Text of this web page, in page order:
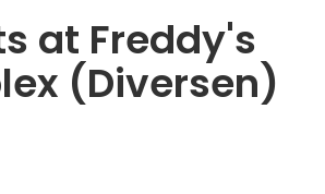
at Freddy's
(Diversen)